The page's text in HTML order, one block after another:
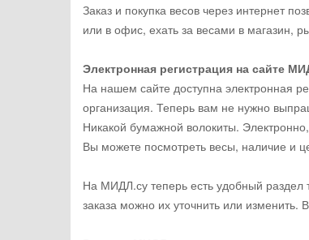
Заказ и покупка весов через интернет
или в офис, ехать за весами в магазин,
Электронная регистрация на сайте
На нашем сайте доступна электронная
организация. Теперь вам не нужно
Никакой бумажной волокиты.
Вы можете посмотреть весы, наличие и
На МИДЛ.су теперь есть удобный
заказа можно их уточнить или изменить.